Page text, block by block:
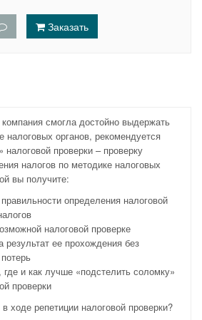
Заказать
смогла достойно выдержать
налоговых органов, рекомендуется
налоговой проверки – проверку
налогов по методике налоговых
вы получите:
определения налоговой
налоговой проверке
результат ее прохождения без
и как лучше «подстелить соломку»
проверки
ходе репетиции налоговой проверки?